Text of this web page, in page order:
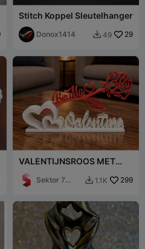
Stitch Koppel Sleutelhanger
Donox1414  49 29
VALENTIJNSROOS MET
VALENTIJN
Sektor 7
 1.1K 299